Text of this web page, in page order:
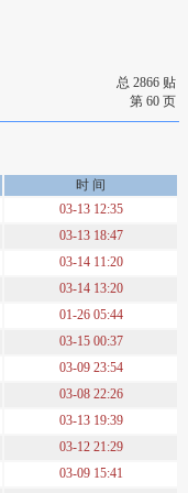
总 2866 贴
第 60 页
时 间
03-13 12:35
03-13 18:47
03-14 11:20
03-14 13:20
01-26 05:44
03-15 00:37
03-09 23:54
03-08 22:26
03-13 19:39
03-12 21:29
03-09 15:41